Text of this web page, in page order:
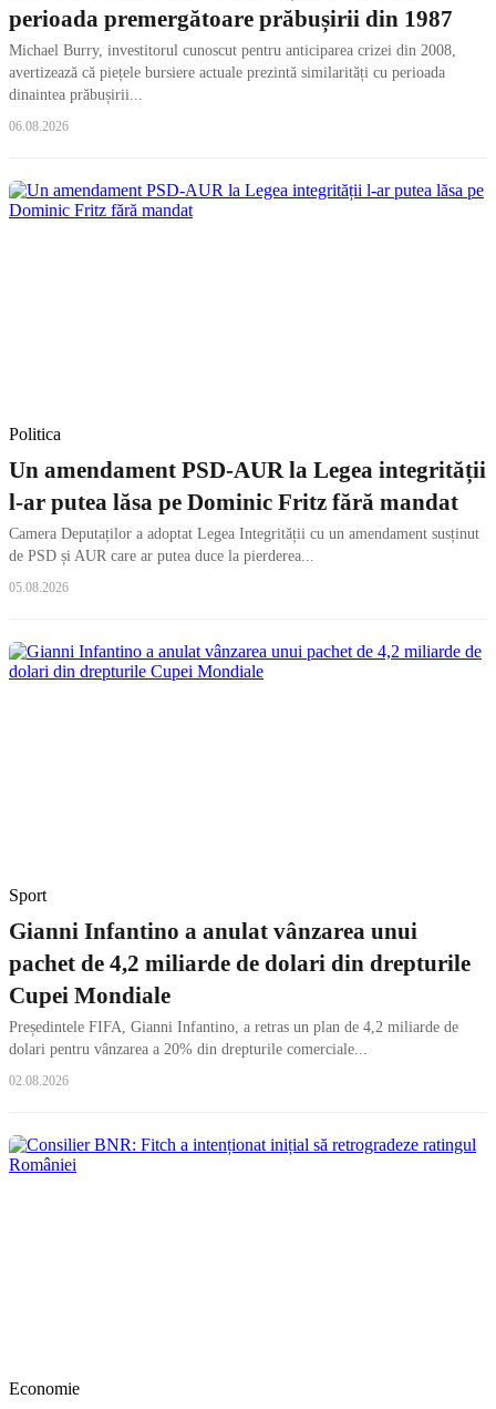
perioada premergătoare prăbușirii din 1987
Michael Burry, investitorul cunoscut pentru anticiparea crizei din 2008,
avertizează că piețele bursiere actuale prezintă similarități cu perioada
dinaintea prăbușirii...
06.08.2026
Politica
Un amendament PSD-AUR la Legea integrității
l-ar putea lăsa pe Dominic Fritz fără mandat
Camera Deputaților a adoptat Legea Integrității cu un amendament susținut
de PSD și AUR care ar putea duce la pierderea...
05.08.2026
Sport
Gianni Infantino a anulat vânzarea unui
pachet de 4,2 miliarde de dolari din drepturile
Cupei Mondiale
Președintele FIFA, Gianni Infantino, a retras un plan de 4,2 miliarde de
dolari pentru vânzarea a 20% din drepturile comerciale...
02.08.2026
Economie